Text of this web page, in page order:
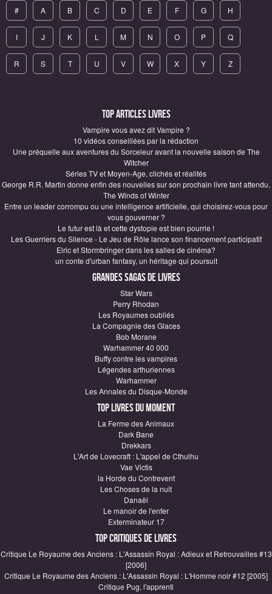
# A B C D E F G H
I J K L M N O P Q
R S T U V W X Y Z
Top articles Livres
Vampire vous avez dit Vampire ?
10 vidéos conseillées par la rédaction
Une préquelle aux aventures du Sorceleur avant la nouvelle saison de The
Witcher
Séries TV et Moyen-Age, clichés et réalités
George R.R. Martin donne enfin des nouvelles sur son prochain livre tant attendu,
The Winds of Winter
Entre un leader corrompu ou une intelligence artificielle, qui choisirez-vous pour
vous gouverner ?
Le futur est là et cette dystopie est bien pourrie !
Les Guerriers du Silence - Le Jeu de Rôle lance son financement participatif
Elric et Stormbringer dans les salles de cinéma?
un conte d'urban fantasy, un héritage qui poursuit
Grandes sagas de Livres
Star Wars
Perry Rhodan
Les Royaumes oubliés
La Compagnie des Glaces
Bob Morane
Warhammer 40 000
Buffy contre les vampires
Légendes arthuriennes
Warhammer
Les Annales du Disque-Monde
Top Livres du moment
La Ferme des Animaux
Dark Bane
Drekkars
L'Art de Lovecraft : L'appel de Cthulhu
Vae Victis
la Horde du Contrevent
Les Choses de la nuit
Danaël
Le manoir de l'enfer
Exterminateur 17
Top critiques de Livres
Critique Le Royaume des Anciens : L'Assassin Royal : Adieux et Retrouvailles #13
[2006]
Critique Le Royaume des Anciens : L'Assassin Royal : L'Homme noir #12 [2005]
Critique Pug, l'apprenti